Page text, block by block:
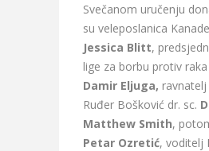
Svečanom uručenju
su veleposlanica
Jessica Blitt,
lige za borbu protiv
Damir Eljuga,
Ruđer Bošković dr. sc.
Matthew Smith,
Petar Ozretić, voditelj